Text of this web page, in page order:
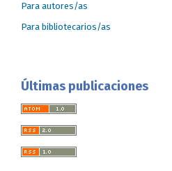
Para autores/as
Para bibliotecarios/as
Últimas publicaciones